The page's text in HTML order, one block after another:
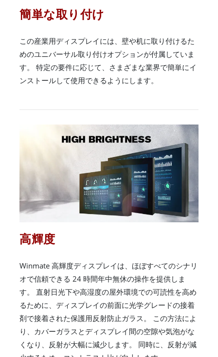
簡単な取り付け
この産業用ディスプレイには、壁や机に取り付けるた
めのユニバーサル取り付けオプションが付属していま
す。 特定の要件に応じて、さまざまな業界で簡単にイ
ンストールして使用できるようにします。
高輝度
Winmate 高輝度ディスプレイは、ほぼすべてのシナリ
オで信頼できる 24 時間年中無休の操作を提供しま
す。 直射日光下や高湿度の屋外環境での可読性を高め
るために、ディスプレイの前面に光学グレードの接着
剤で接着された保護用反射防止ガラス。 この方法によ
り、カバーガラスとディスプレイ間の空隙や気泡がな
くなり、反射が大幅に減少します。 同時に、反射が減